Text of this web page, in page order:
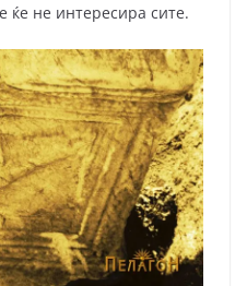
ќе не интересира сите.